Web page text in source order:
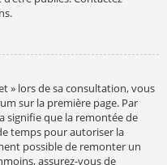
» lors de sa consultation, vous
sur la première page. Par
signifie que la remontée de
temps pour autoriser la
possible de remonter un
assurez-vous de